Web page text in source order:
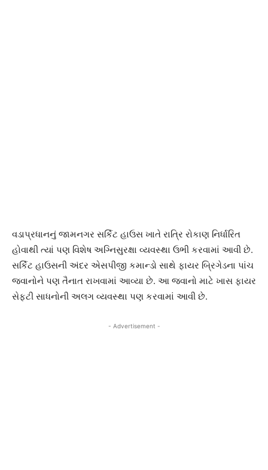
વડાપ્રધાનનું જામનગર સર્કિટ હાઉસ ખાતે રાત્રિ રોકાણ નિર્ધારિત
હોવાથી ત્યાં પણ વિશેષ અગ્નિસુરક્ષા વ્યવસ્થા ઉભી કરવામાં આવી છે.
સર્કિટ હાઉસની અંદર એસપીજી કમાન્ડો સાથે ફાયર બ્રિગેડના પાંચ
જવાનોને પણ તૈનાત રાખવામાં આવ્યા છે. આ જવાનો માટે ખાસ ફાયર
સેફ્ટી સાધનોની અલગ વ્યવસ્થા પણ કરવામાં આવી છે.
- Advertisement -